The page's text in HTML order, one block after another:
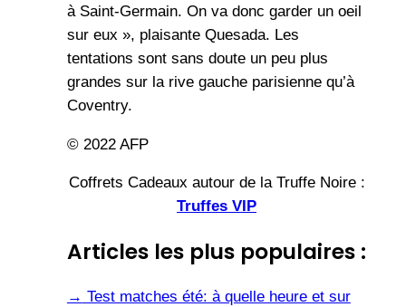
à Saint-Germain. On va donc garder un oeil
sur eux », plaisante Quesada. Les
tentations sont sans doute un peu plus
grandes sur la rive gauche parisienne qu’à
Coventry.
© 2022 AFP
Coffrets Cadeaux autour de la Truffe Noire :
Truffes VIP
Articles les plus populaires :
→ Test matches été: à quelle heure et sur